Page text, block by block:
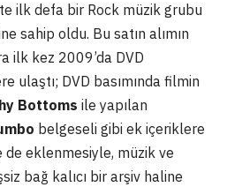
ilk defa bir Rock müzik grubu
sahip oldu. Bu satın alımın
ilk kez 2009’da DVD
ulaştı; DVD basımında filmin
Bottoms ile yapılan
belgeseli gibi ek içeriklere
de eklenmesiyle, müzik ve
bağ kalıcı bir arşiv haline